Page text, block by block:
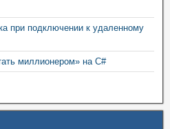
при подключении к удаленному
миллионером» на C#